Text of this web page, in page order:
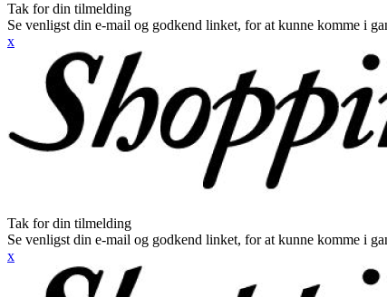
Tak for din tilmelding
Se venligst din e-mail og godkend linket, for at kunne komme i
x
Tak for din tilmelding
Se venligst din e-mail og godkend linket, for at kunne komme i
x